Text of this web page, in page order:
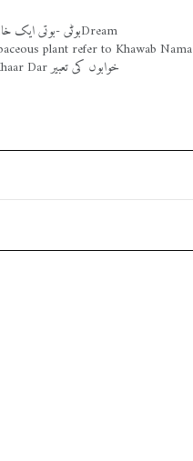
plant refer to Khawab Nama
خواب dream Boti Aik Khaar Dar خوابوں کی تعبیر